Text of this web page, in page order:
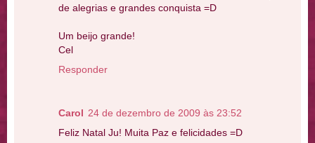
de alegrias e grandes conquista =D
Um beijo grande!
Cel
Responder
Carol 24 de dezembro de 2009 às 23:52
Feliz Natal Ju! Muita Paz e felicidades =D